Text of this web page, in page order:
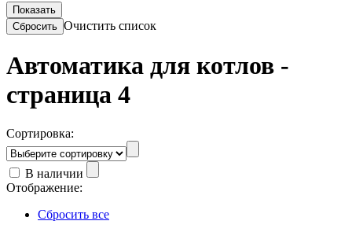
Очистить список
Автоматика для котлов -
страница 4
Сортировка:
В наличии
Отображение:
Сбросить все